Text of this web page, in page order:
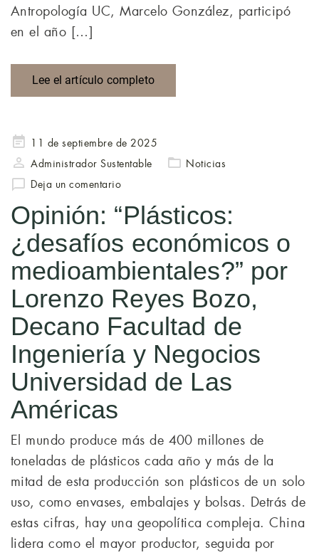
Antropología UC, Marcelo González, participó
en el año […]
Lee el artículo completo
Publicado
en
11 de septiembre de 2025
Administrador Sustentable
Noticias
Deja un comentario
Opinión: “Plásticos:
¿desafíos económicos o
medioambientales?” por
Lorenzo Reyes Bozo,
Decano Facultad de
Ingeniería y Negocios
Universidad de Las
Américas
El mundo produce más de 400 millones de
toneladas de plásticos cada año y más de la
mitad de esta producción son plásticos de un solo
uso, como envases, embalajes y bolsas. Detrás de
estas cifras, hay una geopolítica compleja. China
lidera como el mayor productor, seguida por